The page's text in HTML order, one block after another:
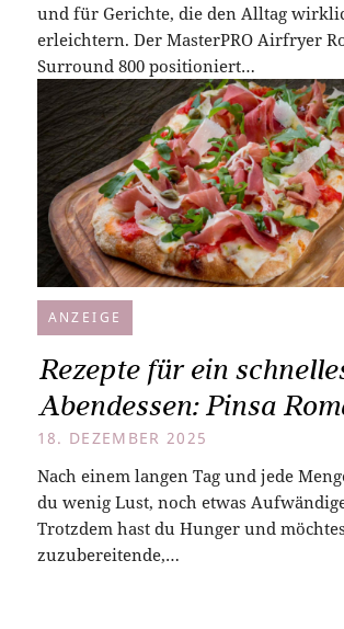
und für Gerichte, die den Alltag
erleichtern. Der MasterPRO Airfryer
Surround 800 positioniert…
ANZEIGE
Rezepte für ein
Abendessen: Pinsa
18. DEZEMBER 2025
Nach einem langen Tag und jede
du wenig Lust, noch etwas
Trotzdem hast du Hunger und
zuzubereitende,…